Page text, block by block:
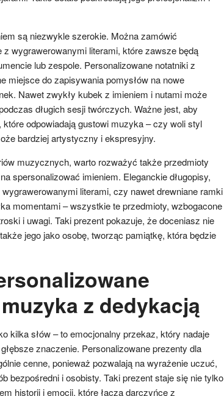
są niezwykle szerokie. Można zamówić
wygrawerowanymi literami, które zawsze będą
lub zespole. Personalizowane notatniki z
miejsce do zapisywania pomysłów na nowe
Nawet zwykły kubek z imieniem i nutami może
długich sesji twórczych. Ważne jest, aby
odpowiadają gustowi muzyka – czy woli styl
bardziej artystyczny i ekspresyjny.
muzycznych, warto rozważyć także przedmioty
spersonalizować imieniem. Eleganckie długopisy,
literami, czy nawet drewniane ramki
momentami – wszystkie te przedmioty, wzbogacone
i uwagi. Taki prezent pokazuje, że doceniasz nie
jego jako osobę, tworząc pamiątkę, która będzie
z dedykacją
kilka słów – to emocjonalny przekaz, który nadaje
znaczenie. Personalizowane prezenty dla
cenne, ponieważ pozwalają na wyrażenie uczuć,
bezpośredni i osobisty. Taki prezent staje się nie tylko
historii i emocji, które łączą darczyńcę z